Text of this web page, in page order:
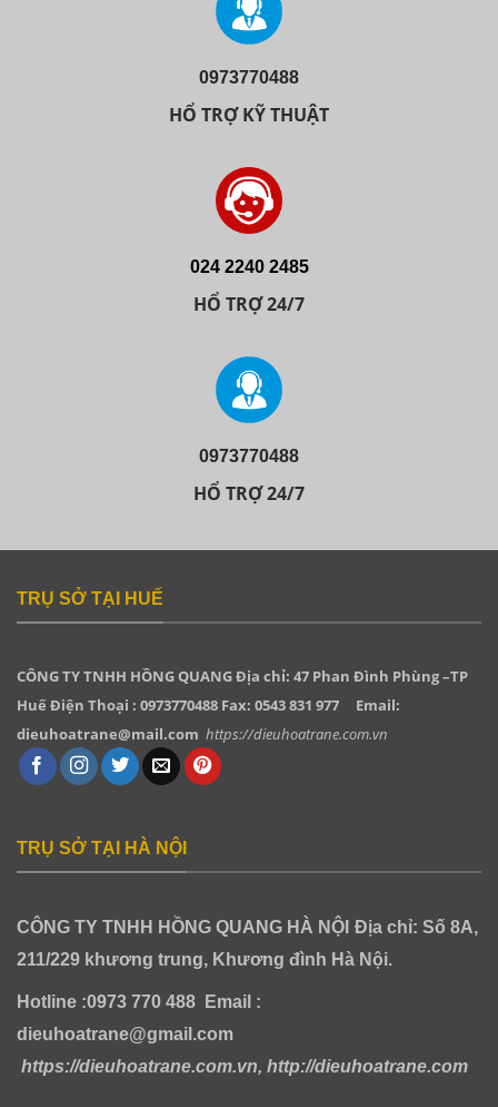
0973770488
HỔ TRỢ KỸ THUẬT
024 2240 2485
HỔ TRỢ 24/7
0973770488
HỔ TRỢ 24/7
TRỤ SỞ TẠI HUẾ
CÔNG TY TNHH HỒNG QUANGĐịa chỉ: 47 Phan Đình Phùng –TP
Huế Điện Thoại : 0973770488 Fax: 0543 831 977
Email:
dieuhoatrane@mail.com https://dieuhoatrane.com.vn
TRỤ SỞ TẠI HÀ NỘI
CÔNG TY TNHH HỒNG QUANG HÀ NỘI Địa chỉ: Số 8A,
211/229 khương trung, Khương đình Hà Nội.
Hotline :0973 770 488
Email :
dieuhoatrane@gmail.com
https://dieuhoatrane.com.vn, http://dieuhoatrane.com